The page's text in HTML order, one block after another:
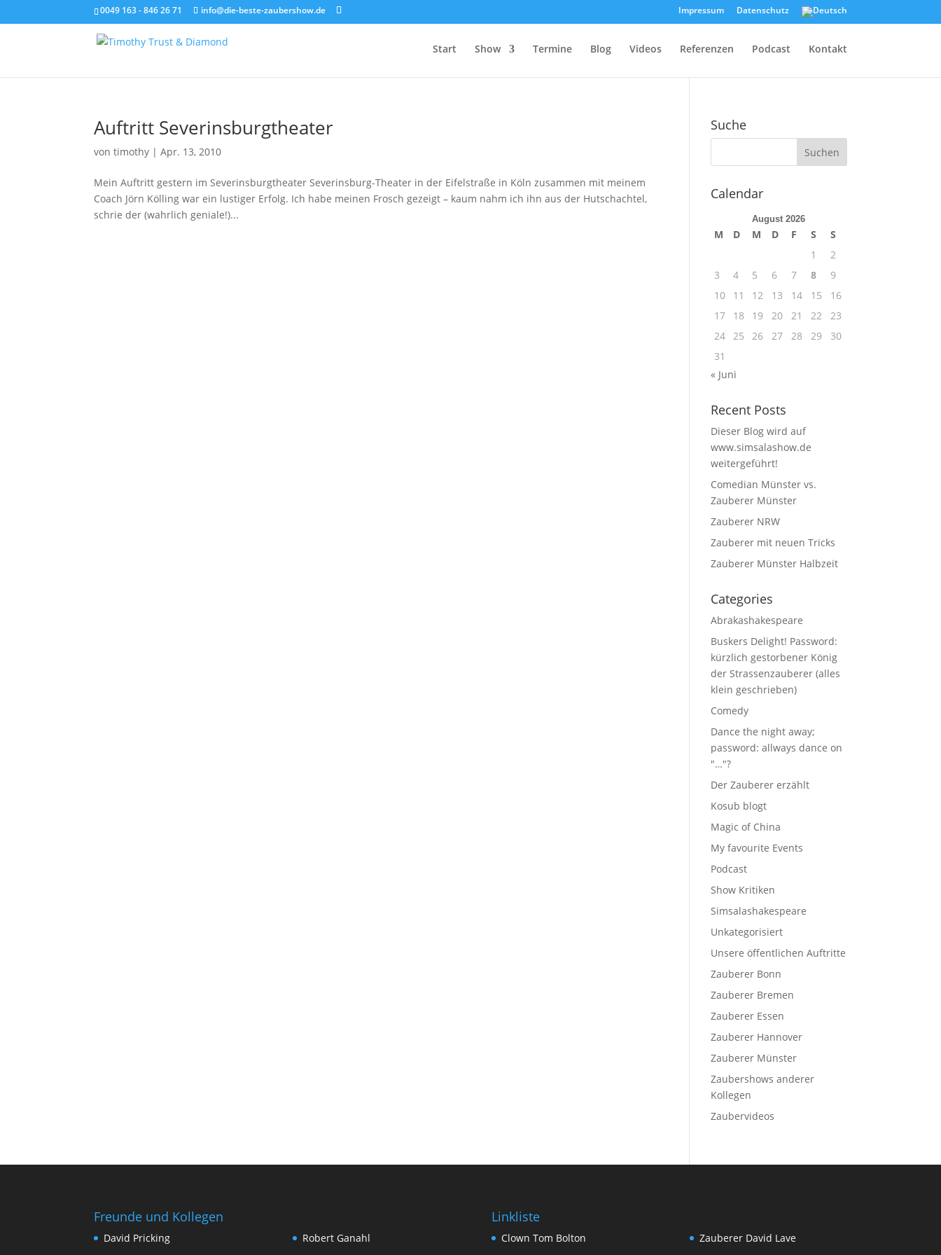
0049 163 - 846 26 71 info@die-beste-zaubershow.de Impressum Datenschutz
Start Show Termine Blog Videos Referenzen Podcast Kontakt
Auftritt Severinsburgtheater
vontimothy |Apr. 13, 2010
Mein Auftritt gestern im Severinsburgtheater Severinsburg-Theater in der Eifelstraße in Köln zusammen mit meinem
Coach Jörn Kölling war ein lustiger Erfolg. Ich habe meinen Frosch gezeigt – kaum nahm ich ihn aus der Hutschachtel,
schrie der (wahrlich geniale!)...
Suche
Calendar
August 2026
M D M D F S
S
1
2
3
4 5 6 7 8
9
10
11 12 13 14 15
16
17
18 19 20 21 22
23
24 25 26 27 28 29
30
31
« Juni
Recent Posts
Dieser Blog wird auf
www.simsalashow.de
weitergeführt!
Comedian Münster vs.
Zauberer Münster
Zauberer NRW
Zauberer mit neuen Tricks
Zauberer Münster Halbzeit
Categories
Abrakashakespeare
Buskers Delight! Password:
kürzlich gestorbener König
der Strassenzauberer (alles
klein geschrieben)
Comedy
Dance the night away;
password: allways dance on
"…"?
Der Zauberer erzählt
Kosub blogt
Magic of China
My favourite Events
Podcast
Show Kritiken
Simsalashakespeare
Unkategorisiert
Unsere öffentlichen Auftritte
Zauberer Bonn
Zauberer Bremen
Zauberer Essen
Zauberer Hannover
Zauberer Münster
Zaubershows anderer
Kollegen
Zaubervideos
Freunde und Kollegen
David Pricking
Robert Ganahl
Linkliste
Clown Tom Bolton
Zauberer David Lave